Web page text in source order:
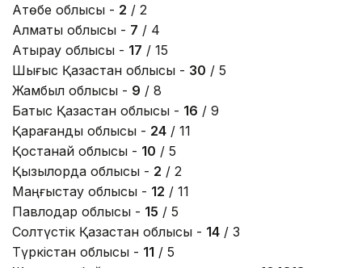
Ақтөбе облысы - 2 / 2
Алматы облысы - 7 / 4
Атырау облысы - 17 / 15
Шығыс Қазақстан облысы - 30 / 5
Жамбыл облысы - 9 / 8
Батыс Қазақстан облысы - 16 / 9
Қарағанды облысы - 24 / 11
Қостанай облысы - 10 / 5
Қызылорда облысы - 2 / 2
Маңғыстау облысы - 12 / 11
Павлодар облысы - 15 / 5
Солтүстік Қазақстан облысы - 14 / 3
Түркістан облысы - 11 / 5